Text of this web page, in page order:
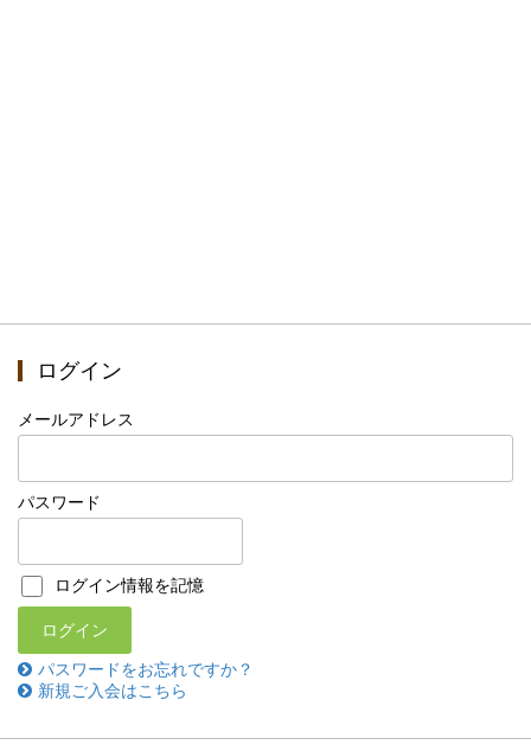
ログイン
メールアドレス
パスワード
ログイン情報を記憶
パスワードをお忘れですか？
新規ご入会はこちら